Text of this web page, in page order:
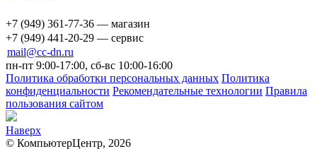
+7 (949) 361-77-36 — магазин
+7 (949) 441-20-29 — сервис
mail@cc-dn.ru
пн-пт 9:00-17:00, сб-вс 10:00-16:00
Политика обработки персональных данных Политика
конфиденциальности Рекомендательные технологии Правила
пользования сайтом
Наверх
© КомпьютерЦентр, 2026